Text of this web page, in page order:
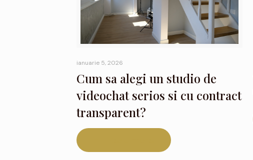
ianuarie 5, 2026
Cum sa alegi un studio de
videochat serios si cu contract
transparent?